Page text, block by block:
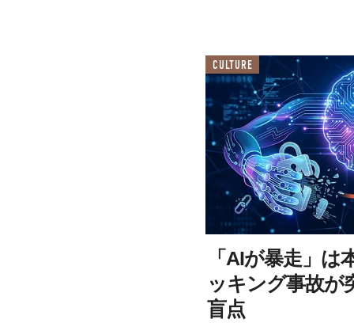
CULTURE
「AIが暴走」は
ッキング事故が
盲点